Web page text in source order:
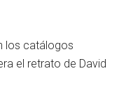
los catálogos
el retrato de David